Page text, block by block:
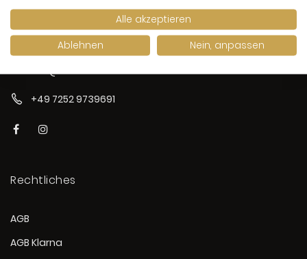
75015 Bretten
info@karat-bretten.de
+49 7252 9739691
Rechtliches
AGB
AGB Klarna
Alle akzeptieren
Ablehnen
Nein, anpassen